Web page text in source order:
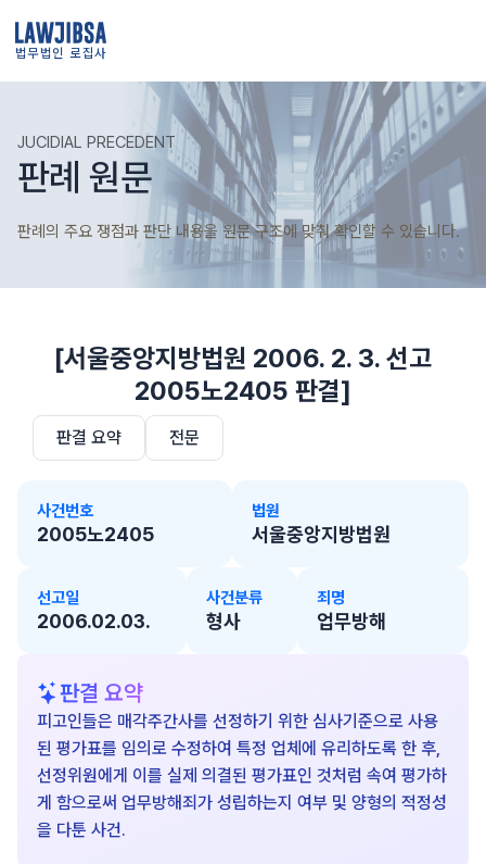
법무법인 로집사
JUCIDIAL PRECEDENT
판례 원문
판례의 주요 쟁점과 판단 내용을 원문 구조에 맞춰 확인할 수 있습니다.
[서울중앙지방법원 2006. 2. 3. 선고
2005노2405 판결]
판결 요약 전문
사건번호
2005노2405
법원
서울중앙지방법원
선고일
2006.02.03.
사건분류
형사
죄명
업무방해
판결 요약
피고인들은 매각주간사를 선정하기 위한 심사기준으로 사용
된 평가표를 임의로 수정하여 특정 업체에 유리하도록 한 후,
선정위원에게 이를 실제 의결된 평가표인 것처럼 속여 평가하
게 함으로써 업무방해죄가 성립하는지 여부 및 양형의 적정성
을 다툰 사건.